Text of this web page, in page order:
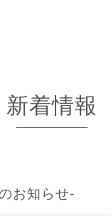
新着情報
お知らせ-